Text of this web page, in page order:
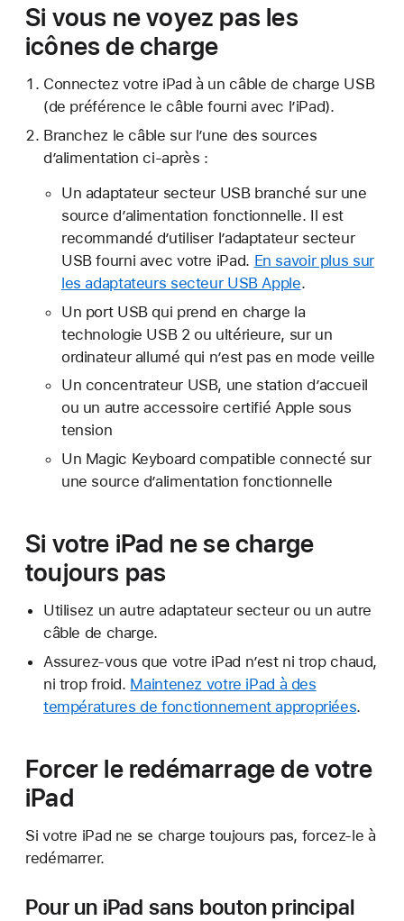
Si vous ne voyez pas les
icônes de charge
Connectez votre iPad à un câble de charge USB
(de préférence le câble fourni avec l’iPad).
Branchez le câble sur l’une des sources
d’alimentation ci-après :
Un adaptateur secteur USB branché sur une
source d’alimentation fonctionnelle. Il est
recommandé d’utiliser l’adaptateur secteur
USB fourni avec votre iPad. En savoir plus sur
les adaptateurs secteur USB Apple.
Un port USB qui prend en charge la
technologie USB 2 ou ultérieure, sur un
ordinateur allumé qui n’est pas en mode veille
Un concentrateur USB, une station d’accueil
ou un autre accessoire certifié Apple sous
tension
Un Magic Keyboard compatible connecté sur
une source d’alimentation fonctionnelle
Si votre iPad ne se charge
toujours pas
Utilisez un autre adaptateur secteur ou un autre
câble de charge.
Assurez-vous que votre iPad n’est ni trop chaud,
ni trop froid. Maintenez votre iPad à des
températures de fonctionnement appropriées.
Forcer le redémarrage de votre
iPad
Si votre iPad ne se charge toujours pas, forcez-le à
redémarrer.
Pour un iPad sans bouton principal